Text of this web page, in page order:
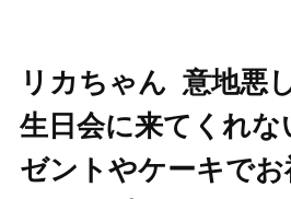
リカちゃん ️ 意地悪
生日会に来てくれな
ゼントやケーキでお